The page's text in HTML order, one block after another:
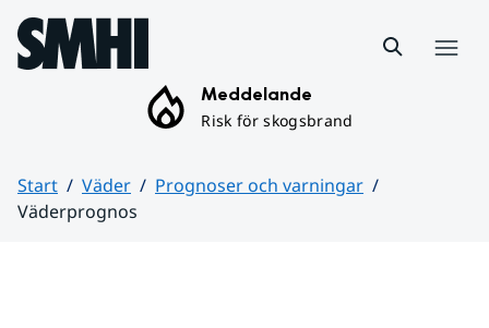
Hoppa till sidans innehåll
Meddelande
Risk för skogsbrand
Start Väder
Prognoser och varningar
Väderprognos